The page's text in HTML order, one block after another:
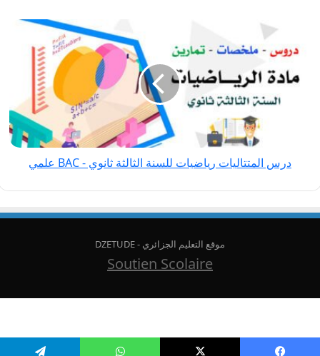
درس المتتاليات
رياضيات
للسنة
الثالثة
درس المتتاليات رياضيات للسنة الثالثة ثانوي - BAC علمي
موقع التعليم الجزائري - DZETUDE
Soutien Scolaire